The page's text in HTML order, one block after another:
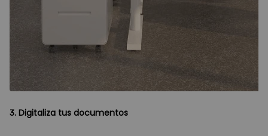
3. Digitaliza tus documentos